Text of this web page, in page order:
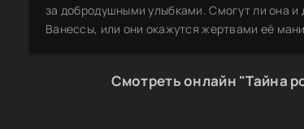
за добродушными улыбками. Смогут ли она и
Ванессы, или они окажутся жертвами её
Смотреть онлайн "Тайна